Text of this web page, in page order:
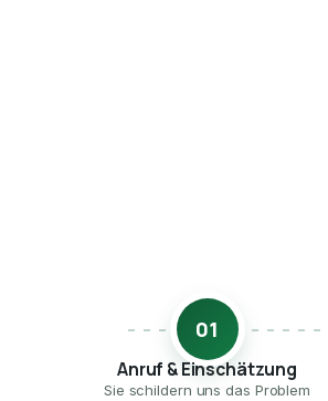
01
Anruf & Einschätzung
Sie schildern uns das Problem